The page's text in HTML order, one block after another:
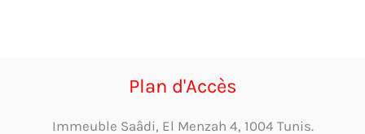
Plan d'Accès
Immeuble Saâdi, El Menzah 4, 1004 Tunis.